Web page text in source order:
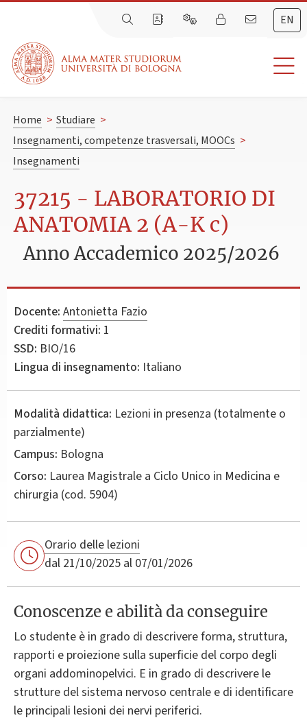
EN
Home > Studiare >
Insegnamenti, competenze trasversali, MOOCs >
Insegnamenti
37215 - LABORATORIO DI
ANATOMIA 2 (A-K c)
Anno Accademico 2025/2026
Docente: Antonietta Fazio
Crediti formativi: 1
SSD: BIO/16
Lingua di insegnamento: Italiano
Modalità didattica: Lezioni in presenza (totalmente o
parzialmente)
Campus: Bologna
Corso: Laurea Magistrale a Ciclo Unico in Medicina e
chirurgia (cod. 5904)
Orario delle lezioni
dal 21/10/2025 al 07/01/2026
Conoscenze e abilità da conseguire
Lo studente è in grado di descrivere forma, struttura,
rapporti e proiezione sulla superficie del corpo degli
organi addominopelvici. E in grado di descrivere le
strutture del sistema nervoso centrale e di identificare
le principali lesioni dei nervi periferici.